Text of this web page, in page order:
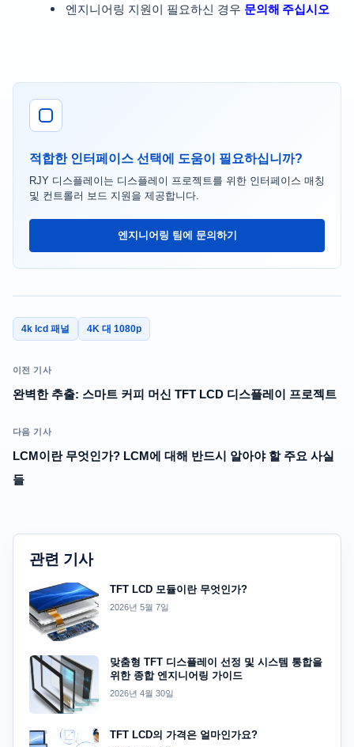
엔지니어링 지원이 필요하신 경우 문의해 주십시오
적합한 인터페이스 선택에 도움이 필요하십니까?
RJY 디스플레이는 디스플레이 프로젝트를 위한 인터페이스 매칭
및 컨트롤러 보드 지원을 제공합니다.
엔지니어링 팀에 문의하기
4k lcd 패널 4K 대 1080p
이전 기사
완벽한 추출: 스마트 커피 머신 TFT LCD 디스플레이 프로젝트
다음 기사
LCM이란 무엇인가? LCM에 대해 반드시 알아야 할 주요 사실
들
관련 기사
TFT LCD 모듈이란 무엇인가?
2026년 5월 7일
맞춤형 TFT 디스플레이 선정 및 시스템 통합을
위한 종합 엔지니어링 가이드
2026년 4월 30일
TFT LCD의 가격은 얼마인가요?